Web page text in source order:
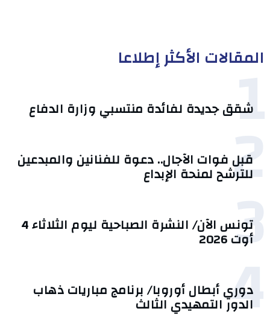
المقالات الأكثر إطلاعا
1
شقق جديدة لفائدة منتسبي وزارة الدفاع
2
قبل فوات الآجال.. دعوة للفنانين والمبدعين
للترشح لمنحة الإبداع
3 تونس الآن/ النشرة الصباحية ليوم الثلاثاء 4
أوت 2026
4
دوري أبطال أوروبا/ برنامج مباريات ذهاب
الدور التمهيدي الثالث